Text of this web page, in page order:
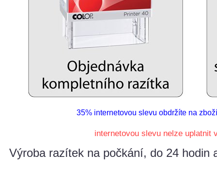
35% internetovou slevu obdržíte na
internetovou slevu nelze uplatnit
Výroba razítek na počkání, do 24 hodin